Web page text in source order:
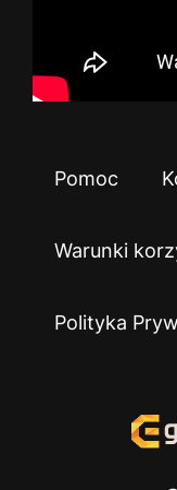
Pomoc
Warunki
Polityka